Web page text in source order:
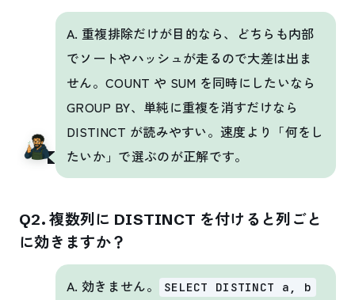
A. 重複排除だけが目的なら、どちらも内部
でソートやハッシュが走るので大差は出ま
せん。COUNT や SUM を同時にしたいなら
GROUP BY、単純に重複を消すだけなら
DISTINCT が読みやすい。速度より「何をし
たいか」で選ぶのが正解です。
Q2. 複数列に DISTINCT を付けると列ごと
に効きますか？
A. 効きません。 SELECT DISTINCT a, b